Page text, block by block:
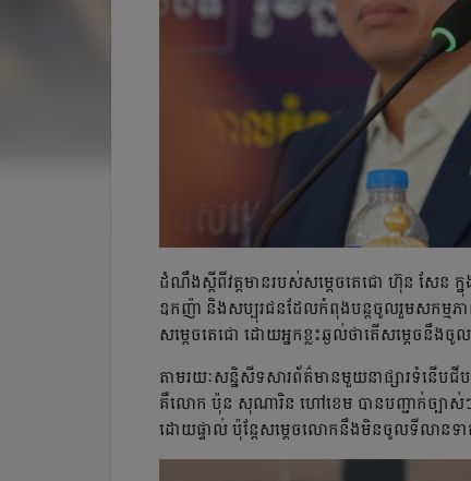
ដំណឹង​ស្ដី​ពី​វត្ដមាន​របស់​សម្ដេច​តេជោ ហ៊ុន សែន ក្
ឧកញ៉ា និង​សប្បុរជន​ដែល​កំពុង​បន្ដ​ចូល​រួម​សកម្មភា
សម្ដេចតេជោ ដោយអ្នកខ្លះឆ្ងល់ថា​តើ​សម្ដេច​នឹង​
តាម​រយៈ​សន្និសីទសារព័ត៌មាន​មួយ​នាផ្សារទំនើបជី
គឺ​លោក ប៉ុន សុណារិន ហៅ​ខេម បានបញ្ជាក់​ច្បាស់ៗ​
ដោយ​ផ្ទាល់ ប៉ុន្ដែ​សម្ដេច​លោក​នឹង​មិន​ចូល​ទីលានទ